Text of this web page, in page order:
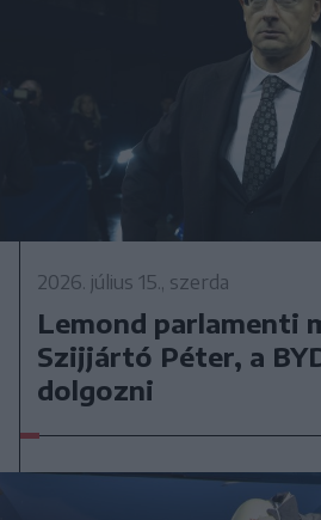
2026. július 15., szerda
Lemond parlamenti
Szijjártó Péter, a
dolgozni